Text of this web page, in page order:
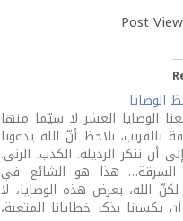
Post
الوصايا
الوصايا العشر لا سيّما منها
بالقريب، نلاحظ أنّ الله يدعونا
أن ننكر الرذيلة. الكذب. الزنى.
السرقة… هذا هو الشائع في
لكنّ الله، بعرض هذه الوصايا، لا
يكسرنا بذكر خطايانا المتعِبة،